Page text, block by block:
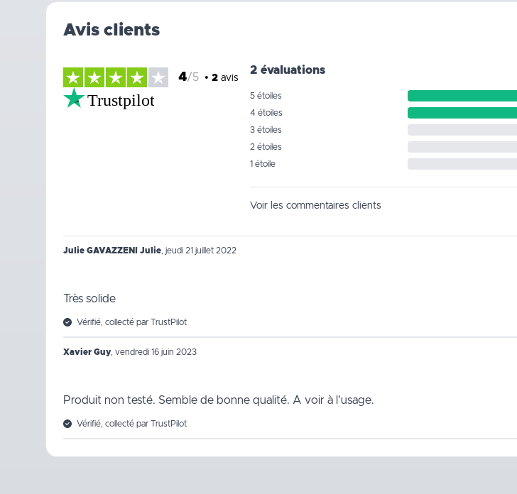
Avis clients
4/5 • 2 avis
Trustpilot
2 évaluations
5 étoiles
4 étoiles
3 étoiles
2 étoiles
1 étoile
Voir les commentaires clients
Julie GAVAZZENI Julie jeudi 21 juillet 2022
Très solide
Vérifié, collecté par TrustPilot
Xavier Guy vendredi 16 juin 2023
Produit non testé. Semble de bonne qualité. A voir à l'usage.
Vérifié, collecté par TrustPilot